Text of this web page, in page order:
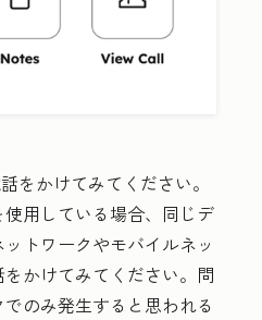
をかけてみてください。
用している場合、同じデ
トワークやモバイルネッ
をかけてみてください。問
のみ発生すると思われる